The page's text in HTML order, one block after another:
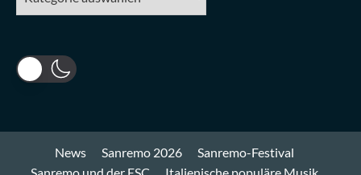
News Sanremo 2026
Sanremo-Festival